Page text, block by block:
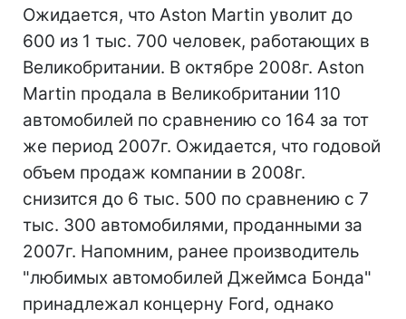
Ожидается, что Aston Martin уволит до
600 из 1 тыс. 700 человек, работающих в
Великобритании. В октябре 2008г. Aston
Martin продала в Великобритании 110
автомобилей по сравнению со 164 за тот
же период 2007г. Ожидается, что годовой
объем продаж компании в 2008г.
снизится до 6 тыс. 500 по сравнению с 7
тыс. 300 автомобилями, проданными за
2007г. Напомним, ранее производитель
"любимых автомобилей Джеймса Бонда"
принадлежал концерну Ford, однако